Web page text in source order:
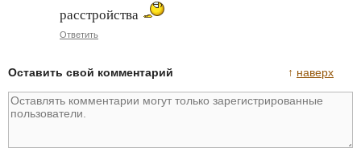
расстройства
Ответить
↑ наверх
Оставить свой комментарий